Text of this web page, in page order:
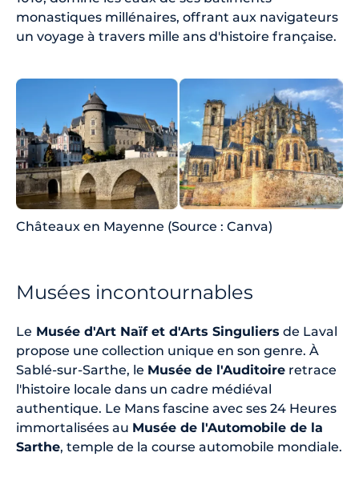
monastiques millénaires, offrant aux navigateurs
un voyage à travers mille ans d'histoire française.
Châteaux en Mayenne (Source : Canva)
Musées incontournables
Le Musée d'Art Naïf et d'Arts Singuliers de Laval
propose une collection unique en son genre. À
Sablé-sur-Sarthe, le Musée de l'Auditoire retrace
l'histoire locale dans un cadre médiéval
authentique. Le Mans fascine avec ses 24 Heures
immortalisées au Musée de l'Automobile de la
Sarthe, temple de la course automobile mondiale.